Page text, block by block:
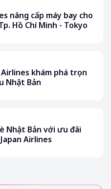
nâng cấp máy bay cho
Hồ Chí Minh - Tokyo
Airlines khám phá trọn
Nhật Bản
Nhật Bản với ưu đãi
Airlines